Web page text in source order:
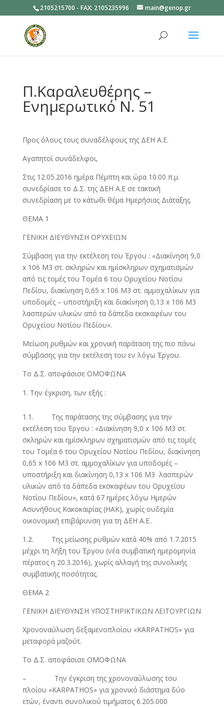
2105215700 - FAX: 2105235996 main@genop.gr
Π.Καραλευθέρης –
Ενημερωτικό Ν. 51
Προς όλους τους συναδέλφους της ΔΕΗ Α.Ε.
Αγαπητοί συνάδελφοι,
Στις 12.05.2016 ημέρα Πέμπτη και ώρα 10.00 π.μ.
συνεδρίασε το Δ.Σ. της ΔΕΗ Α.Ε σε τακτική
συνεδρίαση με το κάτωθι θέμα Ημερήσιας Διάταξης.
ΘΕΜΑ 1
ΓΕΝΙΚΗ ΔΙΕΥΘΥΝΣΗ ΟΡΥΧΕΙΩΝ
Σύμβαση για την εκτέλεση του Έργου : «Διακίνηση 9,0
x 106 Μ3 στ. σκληρών και ημίσκληρων σχηματισμών
από τις τομές του Τομέα 6 του Ορυχείου Νοτίου
Πεδίου, διακίνηση 0,65 x 106 Μ3 στ. αμμοχαλίκων για
υποδομές – υποστήριξη και διακίνηση 0,13 x 106 Μ3
λασπερών υλικών από τα δάπεδα εκσκαφέων του
Ορυχείου Νοτίου Πεδίου».
Μείωση ρυθμών και χρονική παράταση της πιο πάνω
σύμβασης για την εκτέλεση του εν λόγω Έργου.
Το Δ.Σ. αποφάσισε ΟΜΟΦΩΝΑ
Την έγκριση, των εξής :
1.1. Της παράτασης της σύμβασης για την
εκτέλεση του Έργου : «Διακίνηση 9,0 x 106 Μ3 στ.
σκληρών και ημίσκληρων σχηματισμών από τις τομές
του Τομέα 6 του Ορυχείου Νοτίου Πεδίου, διακίνηση
0,65 x 106 Μ3 στ. αμμοχαλίκων για υποδομές –
υποστήριξη και διακίνηση 0,13 x 106 Μ3 λασπερών
υλικών από τα δάπεδα εκσκαφέων του Ορυχείου
Νοτίου Πεδίου», κατά 67 ημέρες λόγω Ημερών
Ασυνήθους Κακοκαιρίας (ΗΑΚ), χωρίς ουδεμία
οικονομική επιβάρυνση για τη ΔΕΗ Α.Ε..
1.2. Της μείωσης ρυθμών κατά 40% από 1.7.2015
μέχρι τη λήξη του Έργου (νέα συμβατική ημερομηνία
πέρατος η 20.3.2016), χωρίς αλλαγή της συνολικής
συμβατικής ποσότητας.
ΘΕΜΑ 2
ΓΕΝΙΚΗ ΔΙΕΥΘΥΝΣΗ ΥΠΟΣΤΗΡΙΚΤΙΚΩΝ ΛΕΙΤΟΥΡΓΙΩΝ
Χρονοναύλωση δεξαμενοπλοίου «KARPATHOS» για
μεταφορά μαζούτ.
Το Δ.Σ. αποφάσισε ΟΜΟΦΩΝΑ
– Την έγκριση της χρονοναύλωσης του
πλοίου «KARPATHOS» για χρονικό διάστημα δύο
ετών, έναντι συνολικού τιμήματος 6.205.000